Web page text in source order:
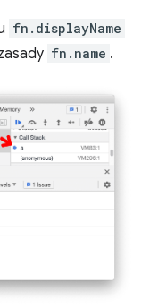
fn.displayName
fn.name .